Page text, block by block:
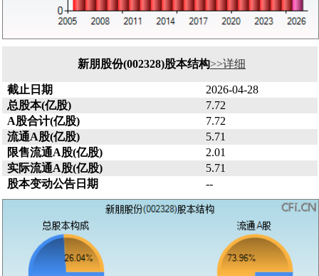
新朋股份(002328)股本结构>>详细
截止日期
2026-04-28
总股本(亿股)
7.72
A股合计(亿股)
7.72
流通A股(亿股)
5.71
限售流通A股(亿股)
2.01
实际流通A股(亿股)
5.71
股本变动公告日期
--